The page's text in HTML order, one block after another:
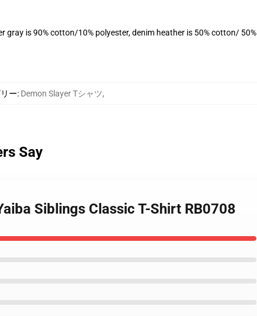
is 90% cotton/10% polyester, denim heather is 50% cotton/ 50%
ー: Demon Slayer Tシャツ,
Say
Siblings Classic T-Shirt RB0708